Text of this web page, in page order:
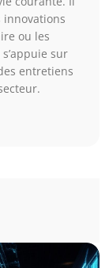
innovations
ou les
sur
entretiens